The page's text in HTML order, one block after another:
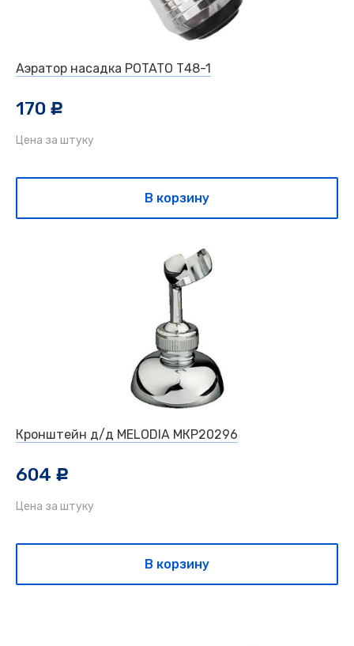
Аэратор насадка POTATO Т48-1
170 c
Цена за штуку
В корзину
Кронштейн д/д MELODIA МКР20296
604 c
Цена за штуку
В корзину